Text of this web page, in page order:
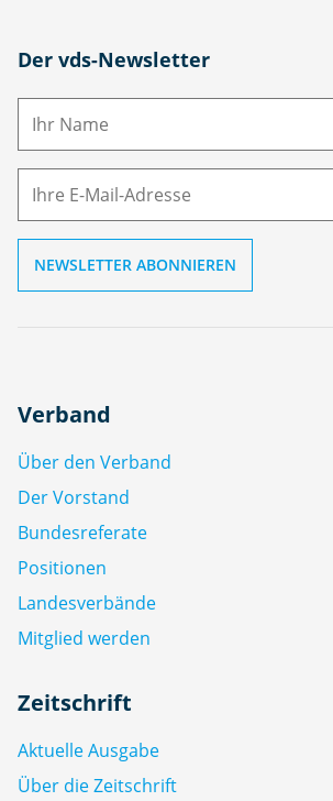
Der vds-Newsletter
N
M
Verband
Über den Verband
Der Vorstand
Bundesreferate
Positionen
Landesverbände
Mitglied werden
Zeitschrift
Aktuelle Ausgabe
Über die Zeitschrift